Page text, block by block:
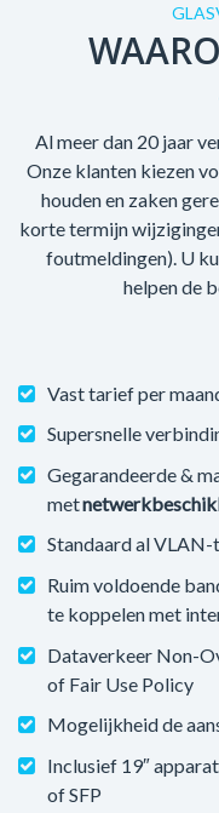
Al meer dan 20 jaar
Onze klanten kiezen
houden en zaken
korte termijn
foutmeldingen). U
helpen de
Vast tarief per
Supersnelle
Gegarandeerde &
met
Standaard al
Ruim voldoende
te koppelen met
Dataverkeer Non-
of Fair Use Policy
Mogelijkheid de
Inclusief 19″
of SFP